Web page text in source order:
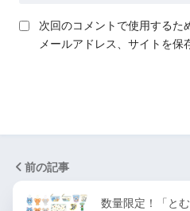
次回のコメントで使用するた
メールアドレス、サイトを保
前の記事
数量限定！「と